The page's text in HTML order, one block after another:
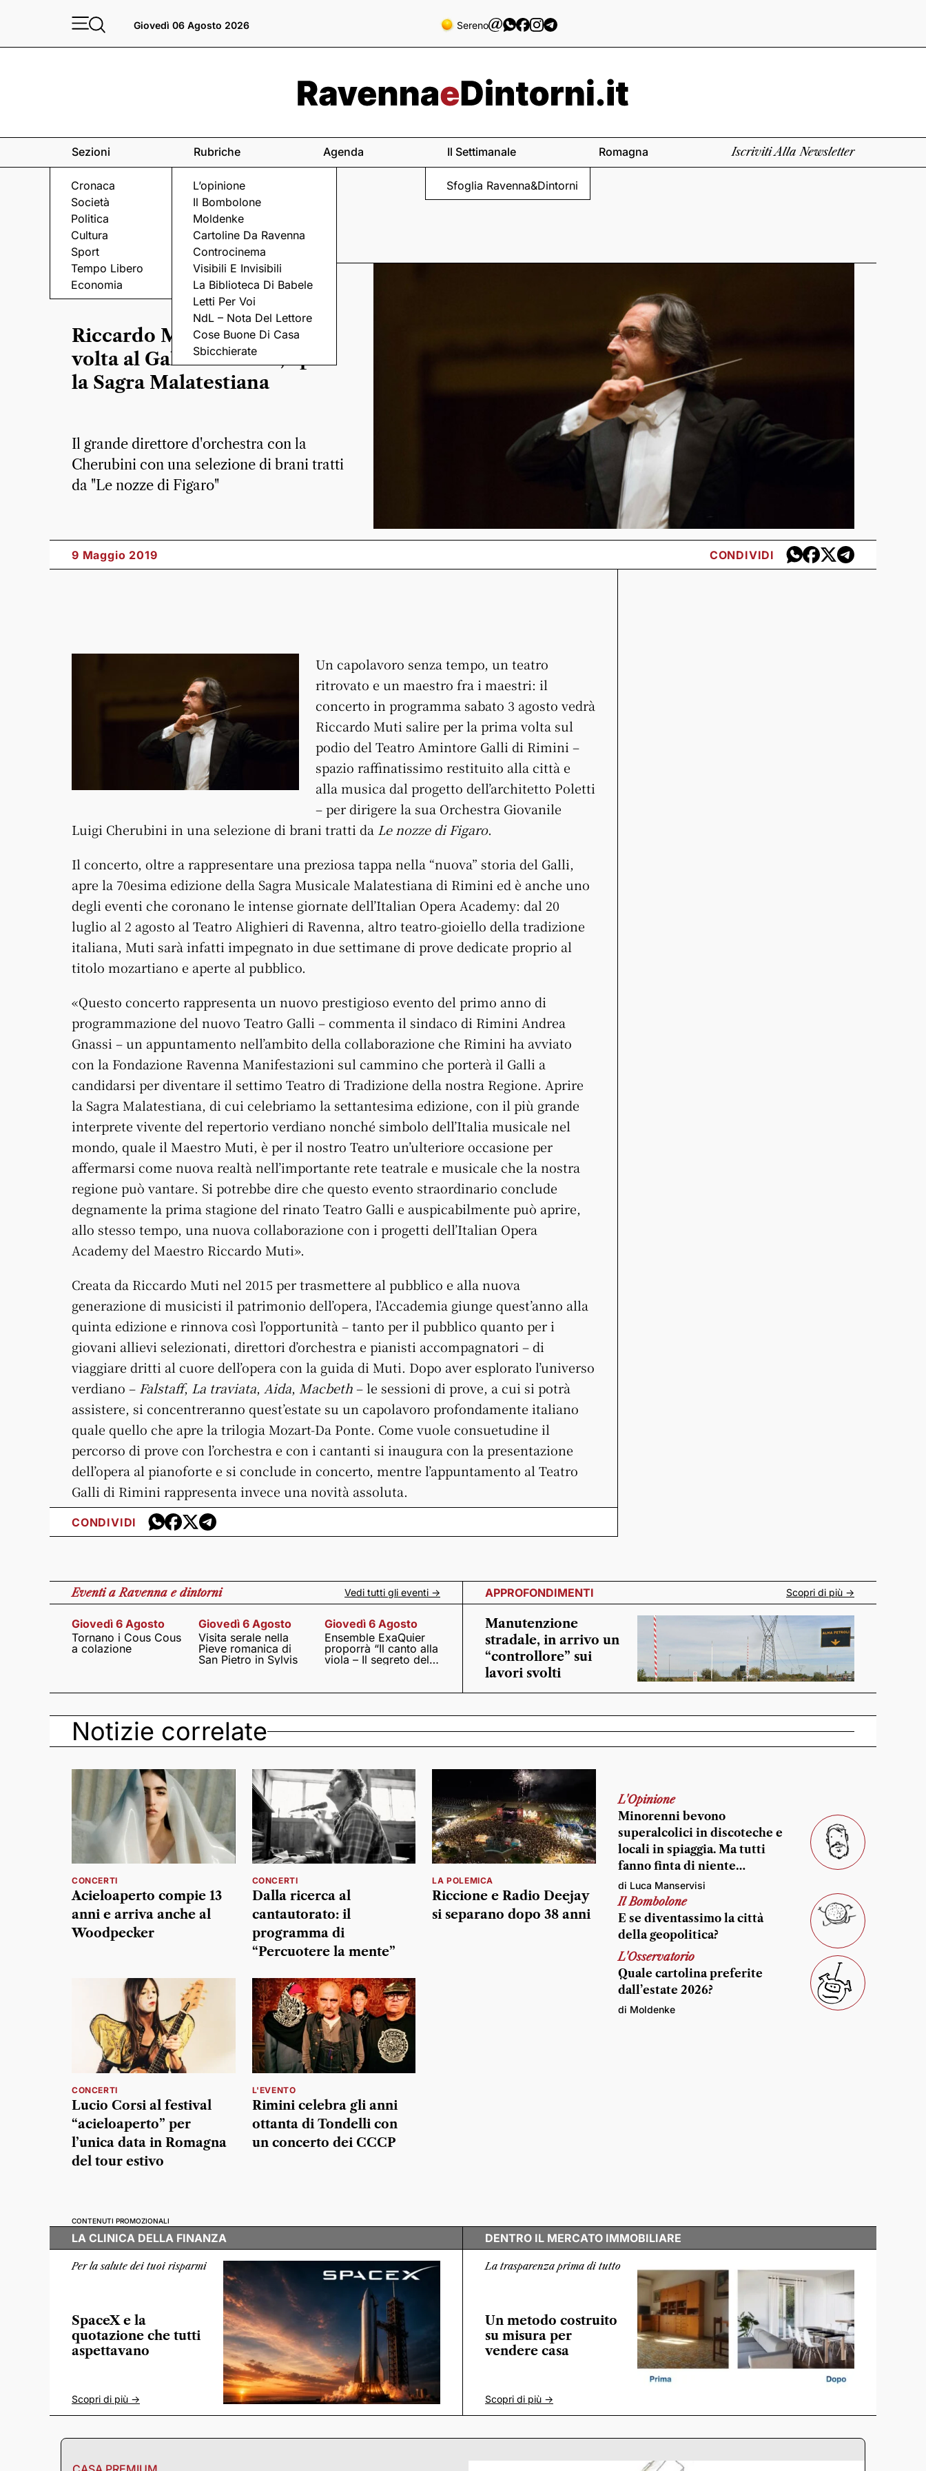
Giovedì 06 Agosto 2026 Sereno
Sezioni
Cronaca
Società
Politica
Cultura
Sport
Tempo Libero
Economia
Rubriche
L’opinione
Il Bombolone
Moldenke
Cartoline Da Ravenna
Controcinema
Visibili E Invisibili
La Biblioteca Di Babele
Letti Per Voi
NdL – Nota Del Lettore
Cose Buone Di Casa
Sbicchierate
Agenda Il Settimanale
Sfoglia Ravenna&Dintorni
Romagna Iscriviti Alla Newsletter
MUSICA CLASSICA
Riccardo Muti per la prima
volta al Galli di Rimini, apre
la Sagra Malatestiana
Il grande direttore d'orchestra con la
Cherubini con una selezione di brani tratti
da "Le nozze di Figaro"
9 Maggio 2019 CONDIVIDI
Un capolavoro senza tempo, un teatro
ritrovato e un maestro fra i maestri: il
concerto in programma sabato 3 agosto vedrà
Riccardo Muti salire per la prima volta sul
podio del Teatro Amintore Galli di Rimini –
spazio raffinatissimo restituito alla città e
alla musica dal progetto dell’architetto Poletti
– per dirigere la sua Orchestra Giovanile
Luigi Cherubini in una selezione di brani tratti da Le nozze di Figaro.
Il concerto, oltre a rappresentare una preziosa tappa nella “nuova” storia del Galli,
apre la 70esima edizione della Sagra Musicale Malatestiana di Rimini ed è anche uno
degli eventi che coronano le intense giornate dell’Italian Opera Academy: dal 20
luglio al 2 agosto al Teatro Alighieri di Ravenna, altro teatro-gioiello della tradizione
italiana, Muti sarà infatti impegnato in due settimane di prove dedicate proprio al
titolo mozartiano e aperte al pubblico.
«Questo concerto rappresenta un nuovo prestigioso evento del primo anno di
programmazione del nuovo Teatro Galli – commenta il sindaco di Rimini Andrea
Gnassi – un appuntamento nell’ambito della collaborazione che Rimini ha avviato
con la Fondazione Ravenna Manifestazioni sul cammino che porterà il Galli a
candidarsi per diventare il settimo Teatro di Tradizione della nostra Regione. Aprire
la Sagra Malatestiana, di cui celebriamo la settantesima edizione, con il più grande
interprete vivente del repertorio verdiano nonché simbolo dell’Italia musicale nel
mondo, quale il Maestro Muti, è per il nostro Teatro un’ulteriore occasione per
affermarsi come nuova realtà nell’importante rete teatrale e musicale che la nostra
regione può vantare. Si potrebbe dire che questo evento straordinario conclude
degnamente la prima stagione del rinato Teatro Galli e auspicabilmente può aprire,
allo stesso tempo, una nuova collaborazione con i progetti dell’Italian Opera
Academy del Maestro Riccardo Muti».
Creata da Riccardo Muti nel 2015 per trasmettere al pubblico e alla nuova
generazione di musicisti il patrimonio dell’opera, l’Accademia giunge quest’anno alla
quinta edizione e rinnova così l’opportunità – tanto per il pubblico quanto per i
giovani allievi selezionati, direttori d’orchestra e pianisti accompagnatori – di
viaggiare dritti al cuore dell’opera con la guida di Muti. Dopo aver esplorato l’universo
verdiano – Falstaff, La traviata, Aida, Macbeth– le sessioni di prove, a cui si potrà
assistere, si concentreranno quest’estate su un capolavoro profondamente italiano
quale quello che apre la trilogia Mozart-Da Ponte. Come vuole consuetudine il
percorso di prove con l’orchestra e con i cantanti si inaugura con la presentazione
dell’opera al pianoforte e si conclude in concerto, mentre l’appuntamento al Teatro
Galli di Rimini rappresenta invece una novità assoluta.
CONDIVIDI
Eventia Ravenna e dintorni Vedi tutti gli eventi ->
Giovedì 6 Agosto
Tornano i Cous Cous
a colazione
Giovedì 6 Agosto
Visita serale nella
Pieve romanica di
San Pietro in Sylvis
Giovedì 6 Agosto
Ensemble ExaQuier
proporrà “Il canto alla
viola – Il segreto del
APPROFONDIMENTI Scopri di più ->
Manutenzione
stradale, in arrivo un
“controllore” sui
lavori svolti
Notizie correlate
CONCERTI
Acieloaperto compie 13
anni e arriva anche al
Woodpecker
CONCERTI
Dalla ricerca al
cantautorato: il
programma di
“Percuotere la mente”
LA POLEMICA
Riccione e Radio Deejay
si separano dopo 38 anni
CONCERTI
Lucio Corsi al festival
“acieloaperto” per
l’unica data in Romagna
del tour estivo
L'EVENTO
Rimini celebra gli anni
ottanta di Tondelli con
un concerto dei CCCP
L'Opinione
Minorenni bevono
superalcolici in discoteche e
locali in spiaggia. Ma tutti
fanno finta di niente…
di Luca Manservisi
Il Bombolone
E se diventassimo la città
della geopolitica?
L'Osservatorio
Quale cartolina preferite
dall’estate 2026?
di Moldenke
CONTENUTI PROMOZIONALI
LA CLINICA DELLA FINANZA
Per la salute dei tuoi risparmi
SpaceX e la
quotazione che tutti
aspettavano
Scopri di più ->
DENTRO IL MERCATO IMMOBILIARE
La trasparenza prima di tutto
Un metodo costruito
su misura per
vendere casa
Scopri di più ->